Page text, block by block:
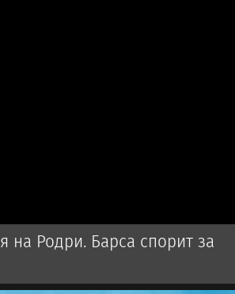
на Родри. Барса спорит за